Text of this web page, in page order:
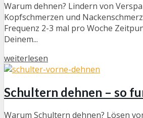
Warum dehnen? Lindern von
Kopfschmerzen und
Frequenz 2-3 mal pro Woche
Deinem...
weiterlesen
Schultern dehnen – so
Warum Schultern dehnen? Lösen